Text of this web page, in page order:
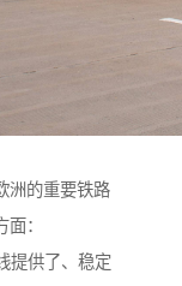
洲的重要铁路
：
提供了、稳定